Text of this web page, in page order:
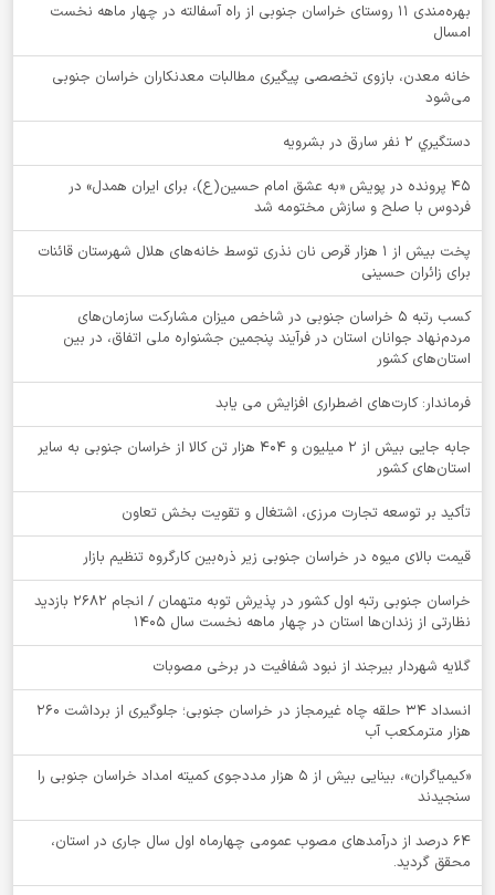
بهره‌مندی ۱۱ روستای خراسان جنوبی از راه آسفالته در چهار ماهه نخست
امسال
خانه معدن، بازوی تخصصی پیگیری مطالبات معدنکاران خراسان جنوبی
می‌شود
دستگيري 2 نفر سارق در بشرويه
۴۵ پرونده در پویش «به عشق امام حسین(ع)، برای ایران همدل» در
فردوس با صلح و سازش مختومه شد
پخت بیش از 1 هزار قرص نان نذری توسط خانه‌های هلال شهرستان قائنات
برای زائران حسینی
کسب رتبه ۵ خراسان جنوبی در شاخص میزان مشارکت سازمان‌های
مردم‌نهاد جوانان استان در فرآیند پنجمین جشنواره ملی اتفاق، در بین
استان‌های کشور
فرماندار: کارت‌های اضطراری افزایش می یابد
جابه جایی بیش از 2 میلیون و 404 هزار تن کالا از خراسان جنوبی به سایر
استان‌های کشور
تأکید بر توسعه تجارت مرزی، اشتغال و تقویت بخش تعاون
قیمت بالای میوه در خراسان جنوبی زیر ذره‌بین کارگروه تنظیم بازار
خراسان جنوبی رتبه اول کشور در پذیرش توبه متهمان / انجام ۲۶۸۲ بازدید
نظارتی از زندان‌ها استان در چهار ماهه نخست سال 1405
گلایه شهردار بیرجند از نبود شفافیت در برخی مصوبات
انسداد ۳۴ حلقه چاه غیرمجاز در خراسان جنوبی؛ جلوگیری از برداشت ۲۶۰
هزار مترمکعب آب
«کیمیاگران»، بینایی بیش از ۵ هزار مددجوی کمیته امداد خراسان جنوبی را
سنجیدند
64 درصد از درآمدهای مصوب عمومی چهارماه اول سال جاری در استان،
محقق گردید.